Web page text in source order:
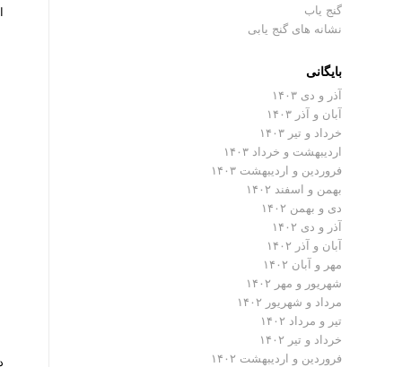
گنج یاب
نشانه های گنج یابی
بایگانی
آذر و دی ۱۴۰۳
آبان و آذر ۱۴۰۳
خرداد و تیر ۱۴۰۳
اردیبهشت و خرداد ۱۴۰۳
فروردین و اردیبهشت ۱۴۰۳
بهمن و اسفند ۱۴۰۲
دی و بهمن ۱۴۰۲
آذر و دی ۱۴۰۲
آبان و آذر ۱۴۰۲
مهر و آبان ۱۴۰۲
شهریور و مهر ۱۴۰۲
مرداد و شهریور ۱۴۰۲
تیر و مرداد ۱۴۰۲
خرداد و تیر ۱۴۰۲
فروردین و اردیبهشت ۱۴۰۲